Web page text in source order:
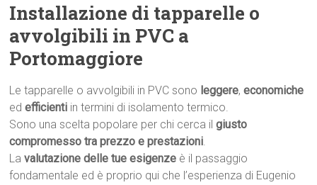
Installazione di tapparelle o
avvolgibili in PVC a
Portomaggiore
Le tapparelle o avvolgibili in PVC sono leggere,economiche
edefficienti in termini di isolamento termico.
Sono una scelta popolare per chi cerca ilgiusto
compromesso tra prezzo e prestazioni.
Lavalutazione delle tue esigenze è il passaggio
fondamentale ed è proprio qui che l’esperienza di Eugenio